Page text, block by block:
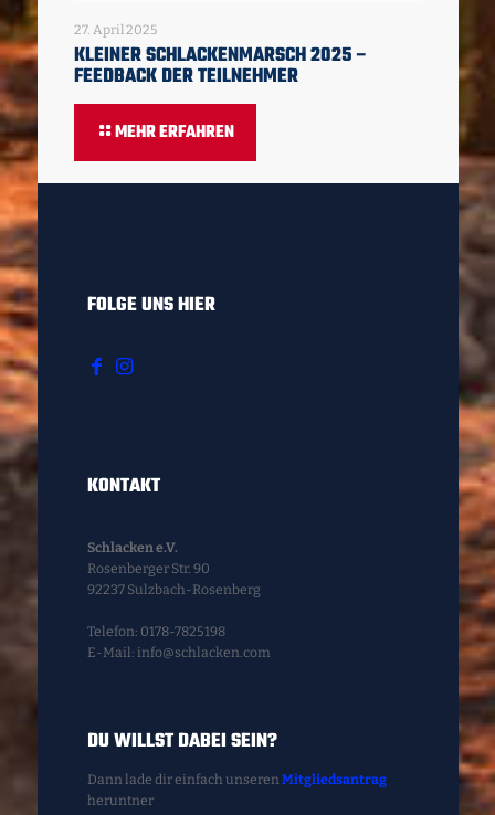
27. April 2025
KLEINER SCHLACKENMARSCH 2025 –
FEEDBACK DER TEILNEHMER
MEHR ERFAHREN
FOLGE UNS HIER
KONTAKT
Schlacken e.V.
Rosenberger Str. 90
92237 Sulzbach-Rosenberg
Telefon: 0178-7825198
E-Mail: info@schlacken.com
DU WILLST DABEI SEIN?
Dann lade dir einfach unserenMitgliedsantrag
heruntner